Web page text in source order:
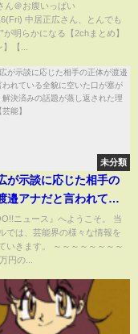
スレ】【5chスレ】
ん＠お腹いっぱい
中居正広さん、とんでも
が明らかになる【2chまとめ】
】【...
未分類
が示談に応じた相手の
邉アナだと言われてい
空いた口が塞がらな
決済みの話題が蒸し返
由に驚愕【芸能】
ニュース』へようこそ。 当
では、芸能界の様々な情報を
いきます。 ～～～～～～～～
円の...